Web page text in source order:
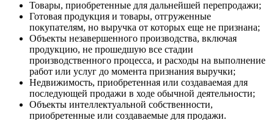
Товары, приобретенные для дальнейшей перепродажи;
Готовая продукция и товары, отгруженные
покупателям, но выручка от которых еще не признана;
Объекты незавершенного производства, включая
продукцию, не прошедшую все стадии
производственного процесса, и расходы на выполнение
работ или услуг до момента признания выручки;
Недвижимость, приобретенная или создаваемая для
последующей продажи в ходе обычной деятельности;
Объекты интеллектуальной собственности,
приобретенные или создаваемые для продажи.